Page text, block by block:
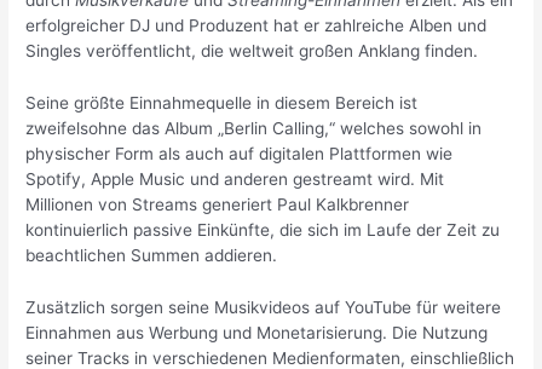
erfolgreicher DJ und Produzent hat er zahlreiche Alben und
Singles veröffentlicht, die weltweit großen Anklang finden.
Seine größte Einnahmequelle in diesem Bereich ist
zweifelsohne das Album „Berlin Calling,“ welches sowohl in
physischer Form als auch auf digitalen Plattformen wie
Spotify, Apple Music und anderen gestreamt wird. Mit
Millionen von Streams generiert Paul Kalkbrenner
kontinuierlich passive Einkünfte, die sich im Laufe der Zeit zu
beachtlichen Summen addieren.
Zusätzlich sorgen seine Musikvideos auf YouTube für weitere
Einnahmen aus Werbung und Monetarisierung. Die Nutzung
seiner Tracks in verschiedenen Medienformaten, einschließlich